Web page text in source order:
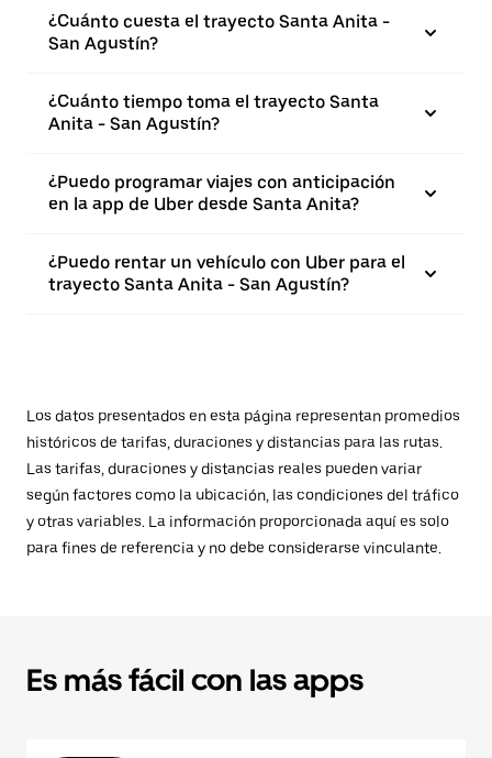
¿Cuánto cuesta el trayecto Santa Anita -
San Agustín?
¿Cuánto tiempo toma el trayecto Santa
Anita - San Agustín?
¿Puedo programar viajes con anticipación
en la app de Uber desde Santa Anita?
¿Puedo rentar un vehículo con Uber para el
trayecto Santa Anita - San Agustín?
Los datos presentados en esta página representan promedios
históricos de tarifas, duraciones y distancias para las rutas.
Las tarifas, duraciones y distancias reales pueden variar
según factores como la ubicación, las condiciones del tráfico
y otras variables. La información proporcionada aquí es solo
para fines de referencia y no debe considerarse vinculante.
Es más fácil con las apps